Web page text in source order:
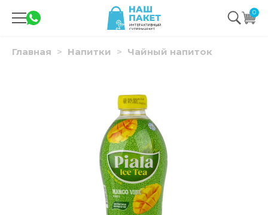
0
Главная Напитки Чайный напиток